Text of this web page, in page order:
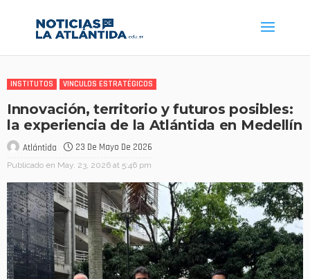
INSTITUTOS VINCULOS ESTRATÉGICOS
Innovación, territorio y futuros posibles:
la experiencia de la Atlántida en Medellín
Atlántida 23 De Mayo De 2026
Publicado en May. 23, 2026 at 5:46 pm